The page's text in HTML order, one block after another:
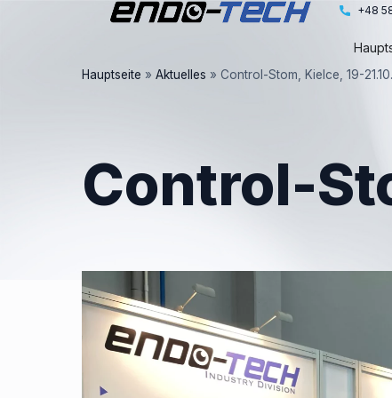
+48
Hauptseite » Aktuelles » Control-Stom, Kielce, 19-
Control-